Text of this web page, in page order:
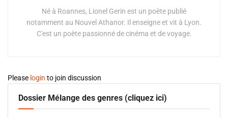
Né à Roannes, Lionel Gerin est un poète publié
notamment au Nouvel Athanor. Il enseigne et vit à Lyon.
C'est un poète passionné de cinéma et de voyage.
Please login to join discussion
Dossier Mélange des genres (cliquez ici)